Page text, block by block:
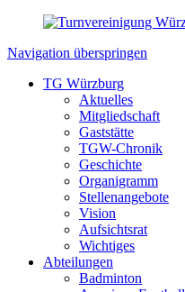
Navigation überspringen
TG Würzburg
Aktuelles
Mitgliedschaft
Gaststätte
TGW-Chronik
Geschichte
Organigramm
Stellenangebote
Vision
Aufsichtsrat
Wichtiges
Abteilungen
Badminton